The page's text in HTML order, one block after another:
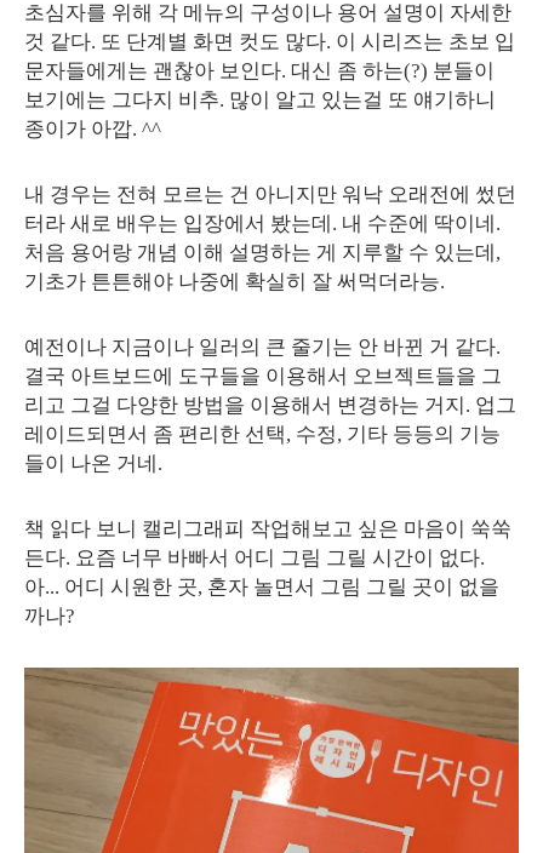
초심자를 위해 각 메뉴의 구성이나 용어 설명이 자세한
것 같다. 또 단계별 화면 컷도 많다. 이 시리즈는 초보 입
문자들에게는 괜찮아 보인다. 대신 좀 하는(?) 분들이
보기에는 그다지 비추. 많이 알고 있는걸 또 얘기하니
종이가 아깝. ^^
내 경우는 전혀 모르는 건 아니지만 워낙 오래전에 썼던
터라 새로 배우는 입장에서 봤는데. 내 수준에 딱이네.
처음 용어랑 개념 이해 설명하는 게 지루할 수 있는데,
기초가 튼튼해야 나중에 확실히 잘 써먹더라능.
예전이나 지금이나 일러의 큰 줄기는 안 바뀐 거 같다.
결국 아트보드에 도구들을 이용해서 오브젝트들을 그
리고 그걸 다양한 방법을 이용해서 변경하는 거지. 업그
레이드되면서 좀 편리한 선택, 수정, 기타 등등의 기능
들이 나온 거네.
책 읽다 보니 캘리그래피 작업해보고 싶은 마음이 쑥쑥
든다. 요즘 너무 바빠서 어디 그림 그릴 시간이 없다.
아... 어디 시원한 곳, 혼자 놀면서 그림 그릴 곳이 없을
까나?